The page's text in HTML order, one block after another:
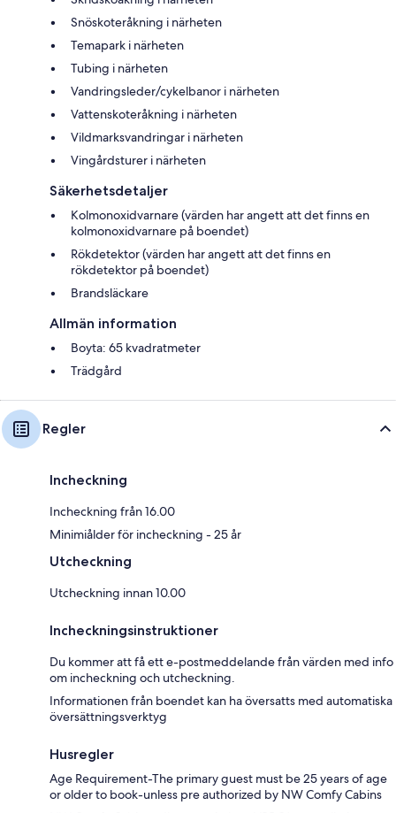
Snöskoteråkning i närheten
Temapark i närheten
Tubing i närheten
Vandringsleder/cykelbanor i närheten
Vattenskoteråkning i närheten
Vildmarksvandringar i närheten
Vingårdsturer i närheten
Säkerhetsdetaljer
Kolmonoxidvarnare (värden har angett att det finns en
kolmonoxidvarnare på boendet)
Rökdetektor (värden har angett att det finns en
rökdetektor på boendet)
Brandsläckare
Allmän information
Boyta: 65 kvadratmeter
Trädgård
Regler
Incheckning
Incheckning från 16.00
Minimiålder för incheckning - 25 år
Utcheckning
Utcheckning innan 10.00
Incheckningsinstruktioner
Du kommer att få ett e-postmeddelande från värden med info
om incheckning och utcheckning.
Informationen från boendet kan ha översatts med automatiska
översättningsverktyg
Husregler
Age Requirement-The primary guest must be 25 years of age
or older to book-unless pre authorized by NW Comfy Cabins